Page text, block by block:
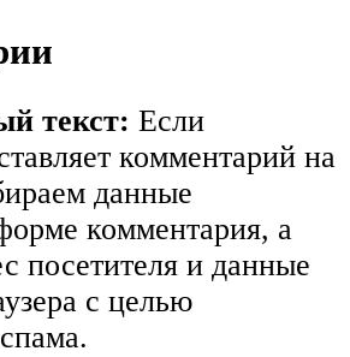
текст: Если
комментарий на
данные
комментария, а
посетителя и данные
с целью